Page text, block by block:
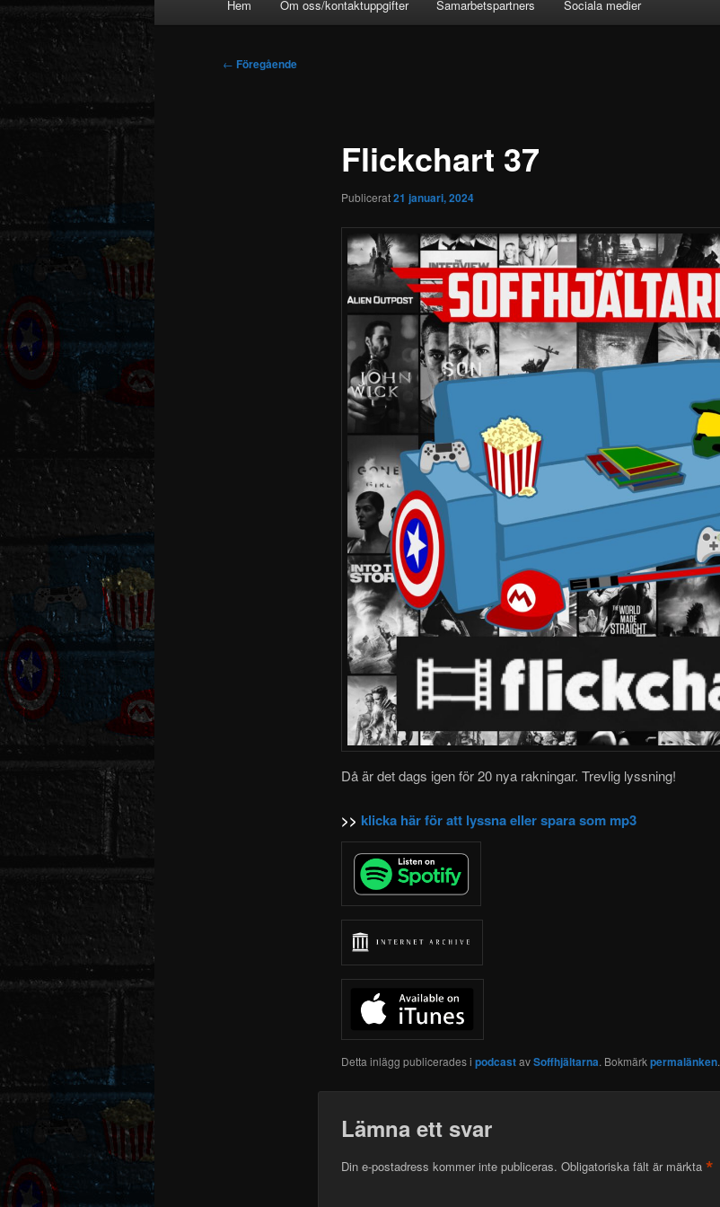
Hem Om oss/kontaktuppgifter Samarbetspartners Sociala medier
Inläggsnavigering
← Föregående
Flickchart 37
Publicerat21 januari, 2024
Då är det dags igen för 20 nya rakningar. Trevlig lyssning!
>> klicka här för att lyssna eller spara som mp3
Detta inlägg publicerades i podcastavSoffhjältarna. Bokmärkpermalänken.
Lämna ett svar
Din e-postadress kommer inte publiceras. Obligatoriska fält är märkta *